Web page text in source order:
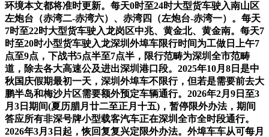
环境本文都将准时更新。每天0时至24时大型货车驶入南山区
左炮台（赤湾二-赤湾六）、赤湾四（左炮台-赤湾一）。每天
7时至22时大型货车驶入龙岗区中兆、黄金北、黄金南。每天7
时至20时小型货车驶入龙深圳外埠车限行时间为工做日上午7
点至9点，下战书5点半至7点半，限行范畴为深圳全市范畴
道，除去各大高速公及进出深圳港口段。2025年10月8日是中
秋国庆假期最初一天，深圳外埠车不限行，但若是需要前去大
鹏半岛和梅沙片区需要额外预定车辆通行。2026年2月9日至3
月3日期间(夏历腊月廿二至正月十五)，暂停限外办法，期间
答应所有非深号牌小型载客汽车正在深圳全市全时段通行。
2026年3月3日起，恢回复复兴定限外办法。外埠车车从可每月